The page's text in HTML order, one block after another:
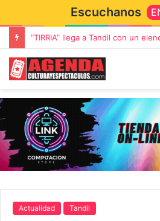
Escuchanos
Actualidad Tandil